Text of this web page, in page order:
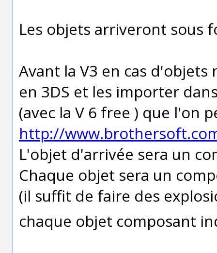
Les objets arriveront sous
Avant la V3 en cas
en 3DS et les importer
(avec la V 6 free ) que l'on
http://
L'objet d'arrivée sera un
Chaque objet sera un
(il suffit de faire des
chaque objet composant